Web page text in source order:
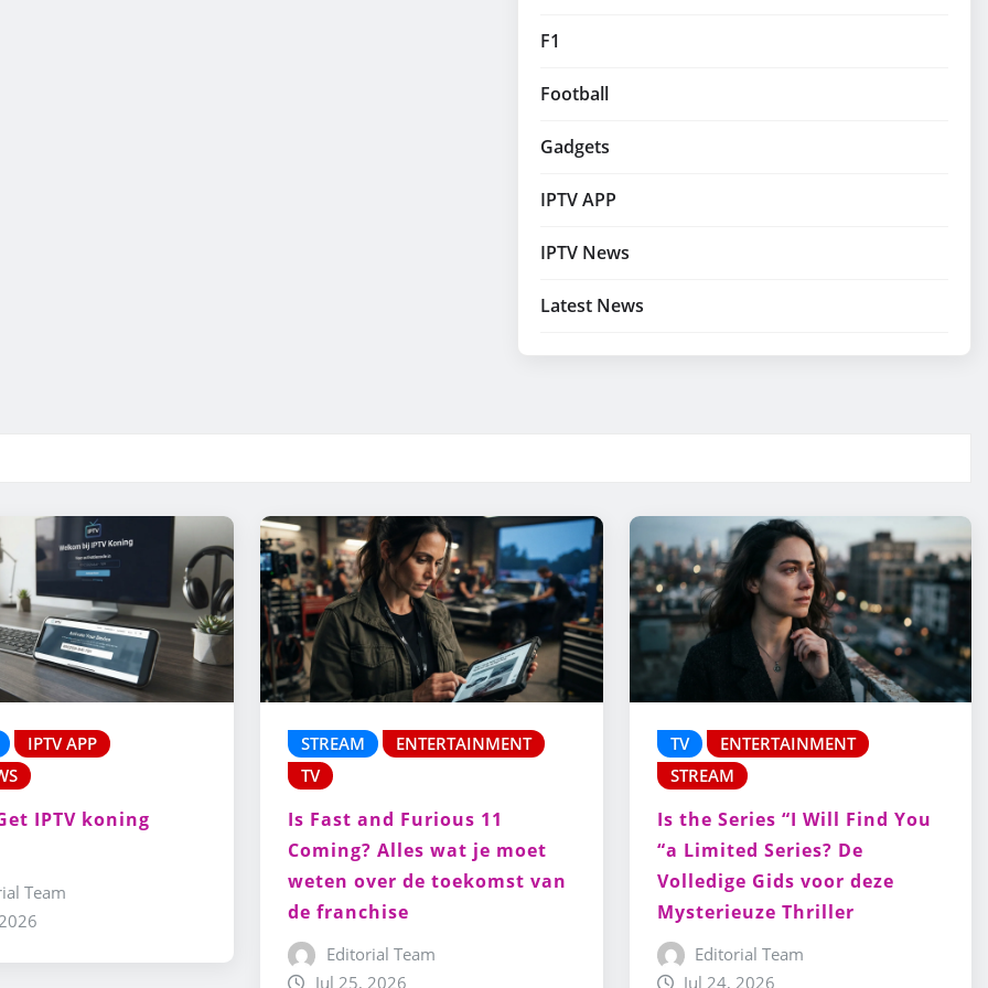
F1
Football
Gadgets
IPTV APP
IPTV News
Latest News
IPTV APP
IPTV koning
Team
STREAM
ENTERTAINMENT
TV
Is Fast and Furious 11
Coming? Alles wat je moet
weten over de toekomst van
de franchise
Editorial Team
Jul 25, 2026
TV
ENTERTAINMENT
STREAM
Is the Series “I Will Find You
“a Limited Series? De
Volledige Gids voor deze
Mysterieuze Thriller
Editorial Team
Jul 24, 2026